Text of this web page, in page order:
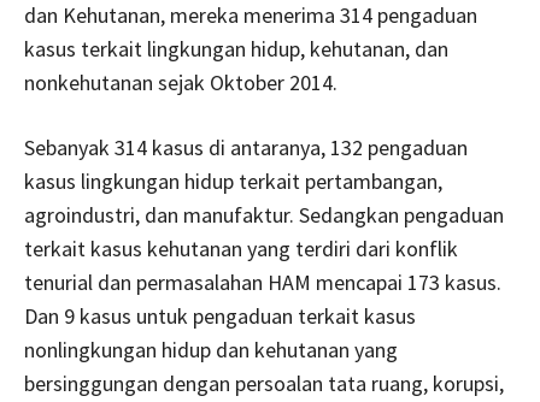
dan Kehutanan, mereka menerima 314 pengaduan
kasus terkait lingkungan hidup, kehutanan, dan
nonkehutanan sejak Oktober 2014.
Sebanyak 314 kasus di antaranya, 132 pengaduan
kasus lingkungan hidup terkait pertambangan,
agroindustri, dan manufaktur. Sedangkan pengaduan
terkait kasus kehutanan yang terdiri dari konflik
tenurial dan permasalahan HAM mencapai 173 kasus.
Dan 9 kasus untuk pengaduan terkait kasus
nonlingkungan hidup dan kehutanan yang
bersinggungan dengan persoalan tata ruang, korupsi,